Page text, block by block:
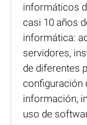
informáticos
casi 10 años
informática:
servidores,
de diferentes
configuración
información,
uso de